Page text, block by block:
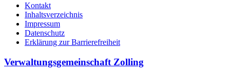
Kontakt
Inhaltsverzeichnis
Impressum
Datenschutz
Erklärung zur Barrierefreiheit
Verwaltungsgemeinschaft Zolling